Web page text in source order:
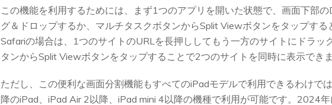
この機能を利用するためには、まず1つのアプリを開いた状態で、画面下部
グ＆ドロップするか、マルチタスクボタンからSplit Viewボタンをタップする
Safariの場合は、1つのサイトのURLを長押ししてもう一方のサイトにドラッ
タンからSplit Viewボタンをタップすることで2つのサイトを同時に表示できま
ただし、この便利な画面分割機能もすべてのiPadモデルで利用できるわけで
降のiPad、iPad Air 2以降、iPad mini 4以降の機種で利用が可能です。2024